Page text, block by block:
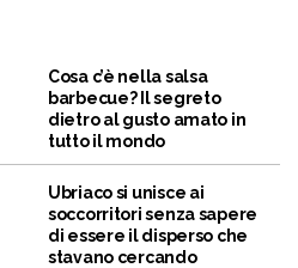
Cosa c’è nella salsa
barbecue? Il segreto
dietro al gusto amato in
tutto il mondo
Ubriaco si unisce ai
soccorritori senza sapere
di essere il disperso che
stavano cercando